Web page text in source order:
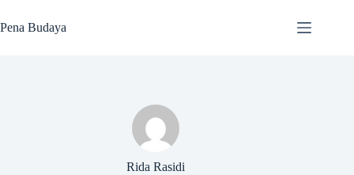
to
content
Pena Budaya
Rida Rasidi